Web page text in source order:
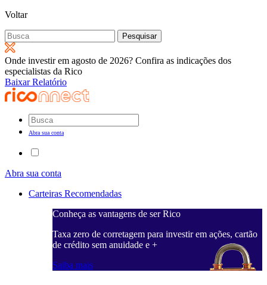
Voltar
Pesquisar
por:
Onde investir em agosto de 2026? Confira as indicações dos
especialistas da Rico
Baixar Relatório
Abra sua conta
Abra sua conta
Carteiras Recomendadas
Conheça as vantagens de ser Rico
Taxa zero de corretagem para investir em ações, cartão
de crédito sem anuidade e +
Saiba mais